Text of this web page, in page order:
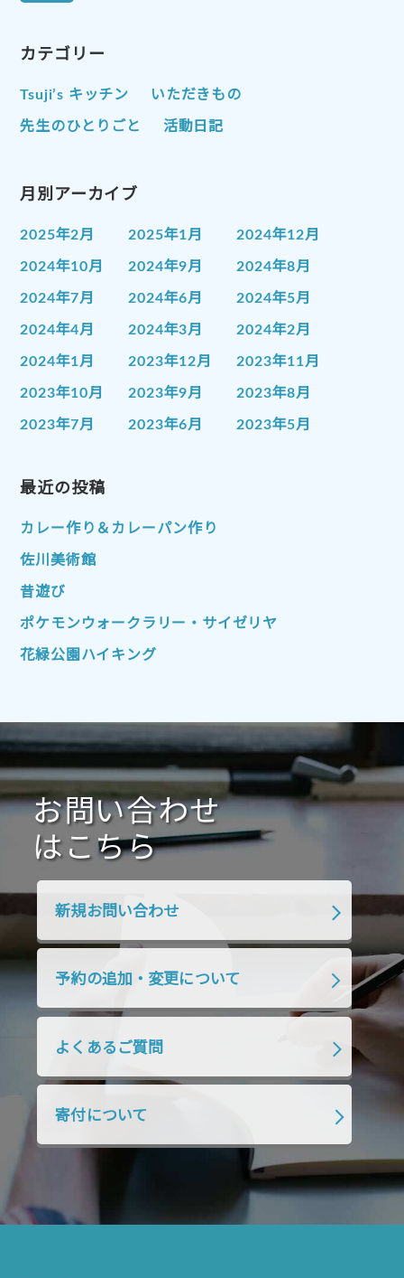
カテゴリー
Tsuji’s キッチン いただきもの
先生のひとりごと 活動日記
月別アーカイブ
2025年2月 2025年1月 2024年12月
2024年10月 2024年9月 2024年8月
2024年7月 2024年6月 2024年5月
2024年4月 2024年3月 2024年2月
2024年1月 2023年12月 2023年11月
2023年10月 2023年9月 2023年8月
2023年7月 2023年6月 2023年5月
2023年1月
2022年10月 2022年9月
2022年7月
2022年4月
2022年1月 2021年12月 2021年11月
2021年10月 2021年9月
2021年1月 2020年12月 2020年11月
2020年10月 2020年9月 2020年8月
2020年7月 2020年6月 2020年5月
2020年4月 2020年3月 2020年2月
2019年9月
2019年4月
2018年7月 2018年6月
2018年4月 2018年3月 2018年2月
2018年1月 2017年12月
2017年10月 2017年9月 2017年8月
2017年5月
2017年4月
最近の投稿
カレー作り＆カレーパン作り
佐川美術館
昔遊び
ポケモンウォークラリー・サイゼリヤ
花緑公園ハイキング
お問い合わせ
はこちら
新規お問い合わせ
予約の追加・変更について
よくあるご質問
寄付について